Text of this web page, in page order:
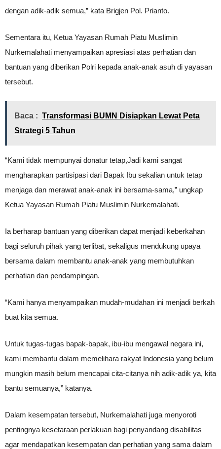
dengan adik-adik semua,” kata Brigjen Pol. Prianto.
Sementara itu, Ketua Yayasan Rumah Piatu Muslimin
Nurkemalahati menyampaikan apresiasi atas perhatian dan
bantuan yang diberikan Polri kepada anak-anak asuh di yayasan
tersebut.
Baca : Transformasi BUMN Disiapkan Lewat Peta
Strategi 5 Tahun
“Kami tidak mempunyai donatur tetap,Jadi kami sangat
mengharapkan partisipasi dari Bapak Ibu sekalian untuk tetap
menjaga dan merawat anak-anak ini bersama-sama,” ungkap
Ketua Yayasan Rumah Piatu Muslimin Nurkemalahati.
Ia berharap bantuan yang diberikan dapat menjadi keberkahan
bagi seluruh pihak yang terlibat, sekaligus mendukung upaya
bersama dalam membantu anak-anak yang membutuhkan
perhatian dan pendampingan.
“Kami hanya menyampaikan mudah-mudahan ini menjadi berkah
buat kita semua.
Untuk tugas-tugas bapak-bapak, ibu-ibu mengawal negara ini,
kami membantu dalam memelihara rakyat Indonesia yang belum
mungkin masih belum mencapai cita-citanya nih adik-adik ya, kita
bantu semuanya,” katanya.
Dalam kesempatan tersebut, Nurkemalahati juga menyoroti
pentingnya kesetaraan perlakuan bagi penyandang disabilitas
agar mendapatkan kesempatan dan perhatian yang sama dalam